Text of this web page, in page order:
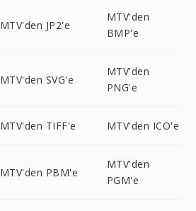
MTV'den JP2'e
MTV'den
BMP'e
MTV'den SVG'e
MTV'den
PNG'e
MTV'den TIFF'e MTV'den ICO'e
MTV'den PBM'e
MTV'den
PGM'e